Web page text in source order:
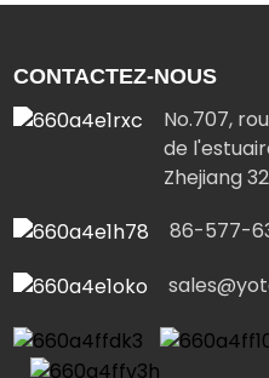
CONTACTEZ-NOUS
No.707,
de
Zhejiang
86-577-